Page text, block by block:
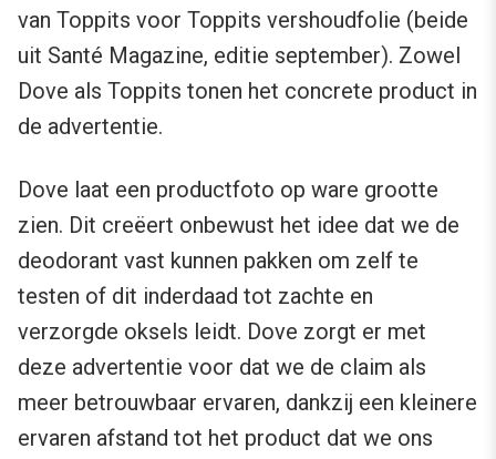
van Toppits voor Toppits vershoudfolie (beide
uit Santé Magazine, editie september). Zowel
Dove als Toppits tonen het concrete product in
de advertentie.
Dove laat een productfoto op ware grootte
zien. Dit creëert onbewust het idee dat we de
deodorant vast kunnen pakken om zelf te
testen of dit inderdaad tot zachte en
verzorgde oksels leidt. Dove zorgt er met
deze advertentie voor dat we de claim als
meer betrouwbaar ervaren, dankzij een kleinere
ervaren afstand tot het product dat we ons